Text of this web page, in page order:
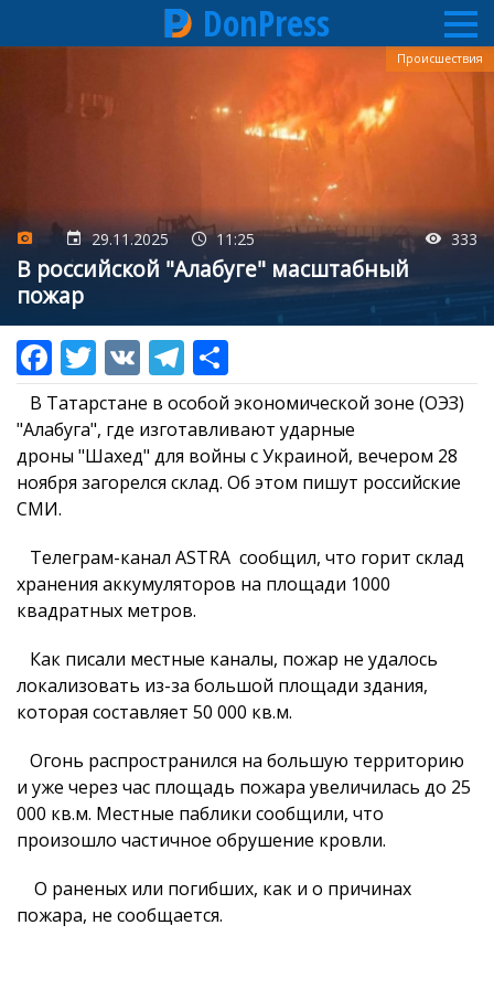
основному
DonPress
29.11.2025 11:25 333
В российской "Алабуге" масштабный
пожар
Происшествия
В Татарстане в особой экономической зоне (ОЭЗ)
"Алабуга", где изготавливают ударные
дроны "Шахед" для войны с Украиной, вечером 28
ноября загорелся склад. Об этом пишут российские
СМИ.
Телеграм-канал ASTRA сообщил, что горит склад
хранения аккумуляторов на площади 1000
квадратных метров.
Как писали местные каналы, пожар не удалось
локализовать из-за большой площади здания,
которая составляет 50 000 кв.м.
Огонь распространился на большую территорию
и уже через час площадь пожара увеличилась до 25
000 кв.м. Местные паблики сообщили, что
произошло частичное обрушение кровли.
О раненых или погибших, как и о причинах
пожара, не сообщается.